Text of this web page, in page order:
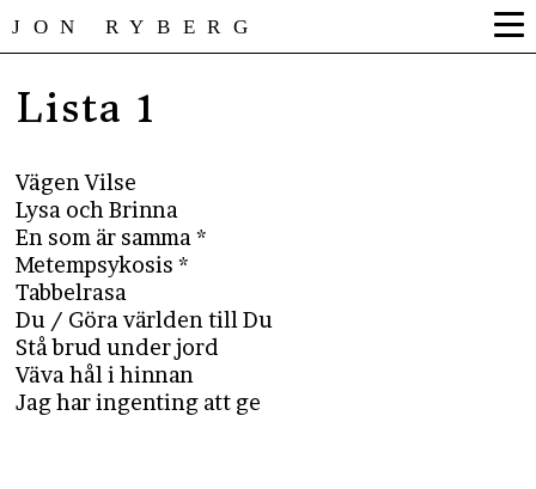
JON RYBERG
Lista 1
Vägen Vilse
Lysa och Brinna
En som är samma *
Metempsykosis *
Tabbelrasa
Du / Göra världen till Du
Stå brud under jord
Väva hål i hinnan
Jag har ingenting att ge